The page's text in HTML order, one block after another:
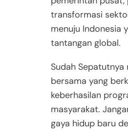
transformasi
menuju Indonesia
tantangan global.
Sudah
bersama yang
keberhasilan
masyarakat.
gaya hidup baru